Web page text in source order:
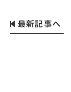
最新記事へ